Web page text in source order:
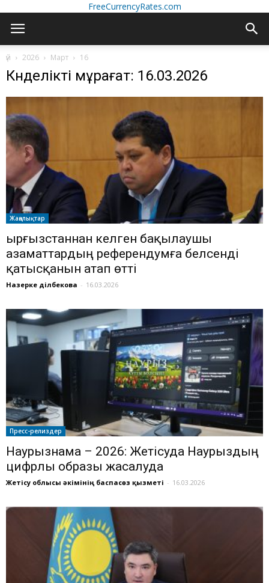
FreeCurrencyRates.com
үй 2026 Март 16
Күнделікті мұрағат: 16.03.2026
Жаңалықтар
Қырғызстаннан келген бақылаушы
азаматтардың референдумға белсенді
қатысқанын атап өтті
Назерке Әділбекова - 16.03.2026
Пресс-релиздер
Наурызнама – 2026: Жетісуда Наурыздың
цифрлы образы жасалуда
Жетісу облысы әкімінің баспасөз қызметі - 16.03.2026